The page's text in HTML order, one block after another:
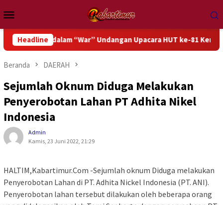
ke
kontenMobile
Headline
“War” Undangan Upacara HUT ke-81 Kemerdekaan RI
Beranda DAERAH
Sejumlah Oknum Diduga Melakukan
Penyerobotan Lahan PT Adhita Nikel
Indonesia
Admin
Kamis, 23 Juni 2022, 21:29
HALTIM,Kabartimur.Com -Sejumlah oknum Diduga melakukan
Penyerobotan Lahan di PT. Adhita Nickel Indonesia (PT. ANI).
Penyerobotan lahan tersebut dilakukan oleh beberapa orang